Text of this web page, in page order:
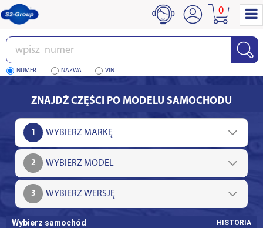
Wpisz
numer
NUMER NAZWA VIN
0
ZNAJDŹ CZĘŚCI PO MODELU SAMOCHODU
1
2
3
Wybierz samochód HISTORIA